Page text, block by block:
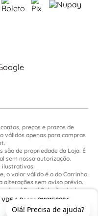
6 Peças 0118150004
preços e prazos de
válidos apenas para compras
de propriedade da Loja. É
sem nossa autorização.
ilustrativas.
o valor válido é o do Carrinho
alterações sem aviso prévio.
Brasil Soluções Ltda. -
Ragonha, 190 - Bairro
- SP / CEP: 13.481-316